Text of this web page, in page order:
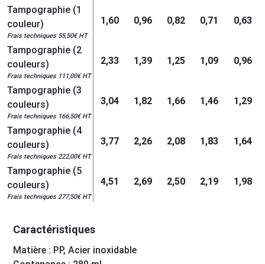
Tampographie (1
couleur)
Frais techniques 55,50€ HT
1,60 0,96 0,82 0,71 0,63
Tampographie (2
couleurs)
Frais techniques 111,00€ HT
2,33 1,39 1,25 1,09 0,96
Tampographie (3
couleurs)
Frais techniques 166,50€ HT
3,04 1,82 1,66 1,46 1,29
Tampographie (4
couleurs)
Frais techniques 222,00€ HT
3,77 2,26 2,08 1,83 1,64
Tampographie (5
couleurs)
Frais techniques 277,50€ HT
4,51 2,69 2,50 2,19 1,98
Caractéristiques
Matière : PP, Acier inoxidable